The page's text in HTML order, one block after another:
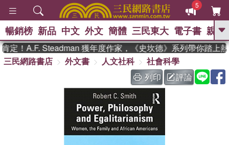
5
GO
熱搜： 東野圭吾 、 The Odyssey
、 如果歷史是一群喵 、 暑期
國際布克獎 臺灣漫遊錄 、 方
念華 、 台灣的李登輝時代
孩：黎曼猜想 、 偉大的迷走神經
暢銷榜 新品 中文 外文 簡體 三民東大 電子書 親子
定！A.F. Steadman 獲年度作家，《史坎德》系列帶你踏上熱
三民網路書店
外文書 人文社科
社會科學
列印
評論